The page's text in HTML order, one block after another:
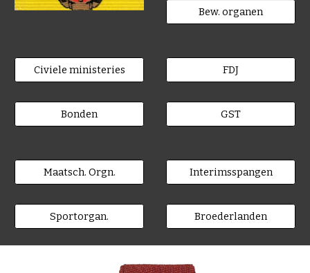
Bew. organen
Civiele ministeries
Bonden
FDJ
GST
Maatsch. Orgn.
Sportorgan.
Interimsspangen
Broederlanden